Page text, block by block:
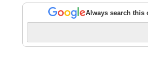
Always search this